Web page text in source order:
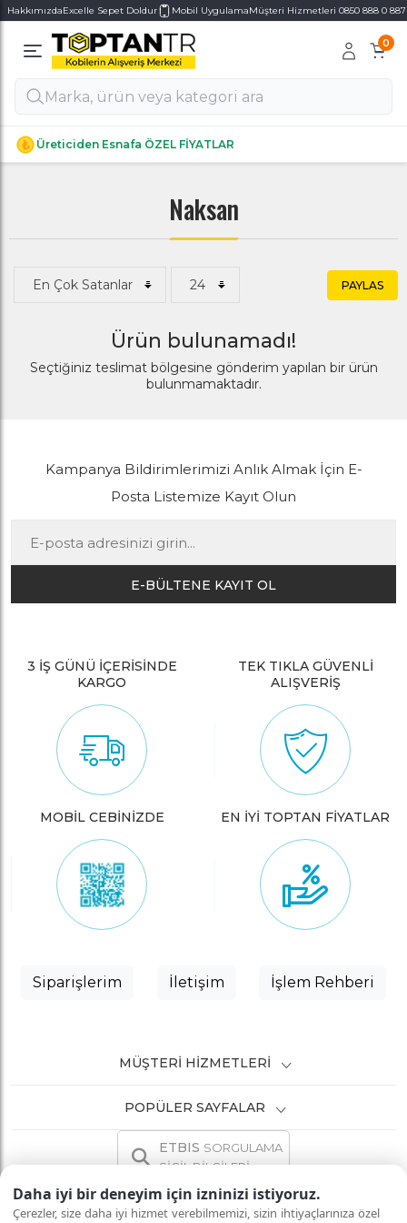
Daha iyi bir deneyim için izninizi istiyoruz.
Çerezler, size daha iyi hizmet verebilmemizi, sizin ihtiyaçlarınıza özel
HakkımızdaExcelle Sepet Doldur Mobil UygulamaMüşteri Hizmetleri 0850 888 0 887
0
Üreticiden Esnafa ÖZEL FİYATLAR
Alt Kategoriler
Alt Kategoriler
Naksan
PAYLAS
Ürün bulunamadı!
Seçtiğiniz teslimat bölgesine gönderim yapılan bir ürün
bulunmamaktadır.
Kampanya Bildirimlerimizi Anlık Almak İçin E-
Posta Listemize Kayıt Olun
E-BÜLTENE KAYIT OL
3 İŞ GÜNÜ İÇERİSİNDE
KARGO
TEK TIKLA GÜVENLİ
ALIŞVERİŞ
MOBİL CEBİNİZDE EN İYİ TOPTAN FİYATLAR
Siparişlerim İletişim İşlem Rehberi
MÜŞTERI HIZMETLERI
POPÜLER SAYFALAR
ETBIS SORGULAMA
SİCİL BİLGİLERİ